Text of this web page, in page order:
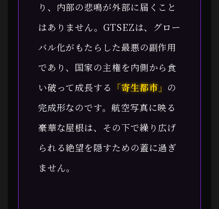
り、内部の悲鳴が外部に届くこと
はありません。GTSEZは、グロー
バル化がもたらした最悪の副作用
であり、国家の主権を内側から食
い破って成長する
「寄生都市」 の
完成形なのです。航空写真に映る
豪華な屋根は、その下で繰り広げ
られる絶望を隠すための蓋に過ぎ
ません。